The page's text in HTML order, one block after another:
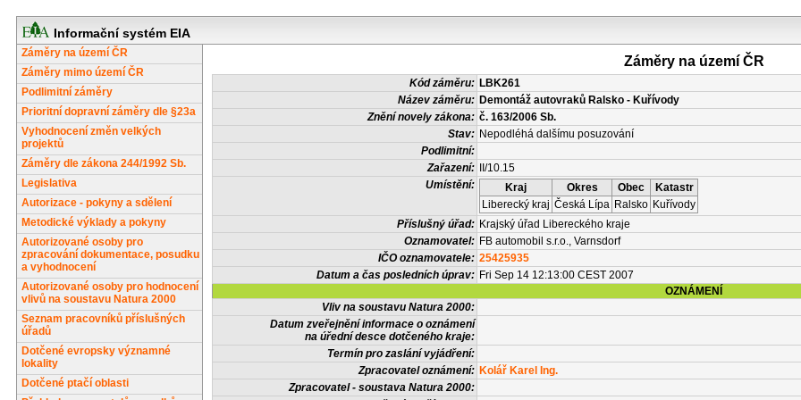
Informační systém EIA
Záměry na území ČR
Záměry mimo území ČR
Podlimitní záměry
Prioritní dopravní záměry dle §23a
Vyhodnocení změn velkých
projektů
Záměry dle zákona 244/1992 Sb.
Legislativa
Autorizace - pokyny a sdělení
Metodické výklady a pokyny
Autorizované osoby pro
zpracování dokumentace, posudku
a vyhodnocení
Autorizované osoby pro hodnocení
vlivů na soustavu Natura 2000
Seznam pracovníků příslušných
úřadů
Dotčené evropsky významné
lokality
Dotčené ptačí oblasti
Záměry na území ČR
Kód záměru: LBK261
Název záměru: Demontáž autovraků Ralsko - Kuřívody
Znění novely zákona: č. 163/2006 Sb.
Stav: Nepodléhá dalšímu posuzování
Podlimitní:
Zařazení:
II/10.15
Umístění:
Kraj Okres Obec
Katastr
Liberecký kraj Česká Lípa Ralsko Kuřívody
Příslušný úřad: Krajský úřad Libereckého kraje
Oznamovatel: FB automobil s.r.o., Varnsdorf
IČO oznamovatele: 25425935
Datum a čas posledních úprav: Fri Sep 14 12:13:00 CEST 2007
OZNÁMENÍ
Vliv na soustavu Natura 2000:
Datum zveřejnění informace o oznámení
na úřední desce dotčeného kraje:
Termín pro zaslání vyjádření:
Zpracovatel oznámení: Kolář Karel Ing.
Zpracovatel - soustava Natura 2000: